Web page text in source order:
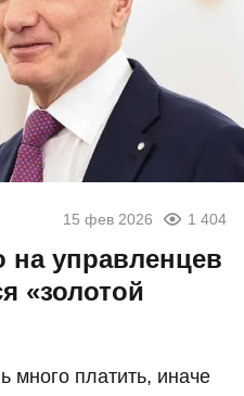
15 фев 2026 1 404
на управленцев
«золотой
много платить, иначе